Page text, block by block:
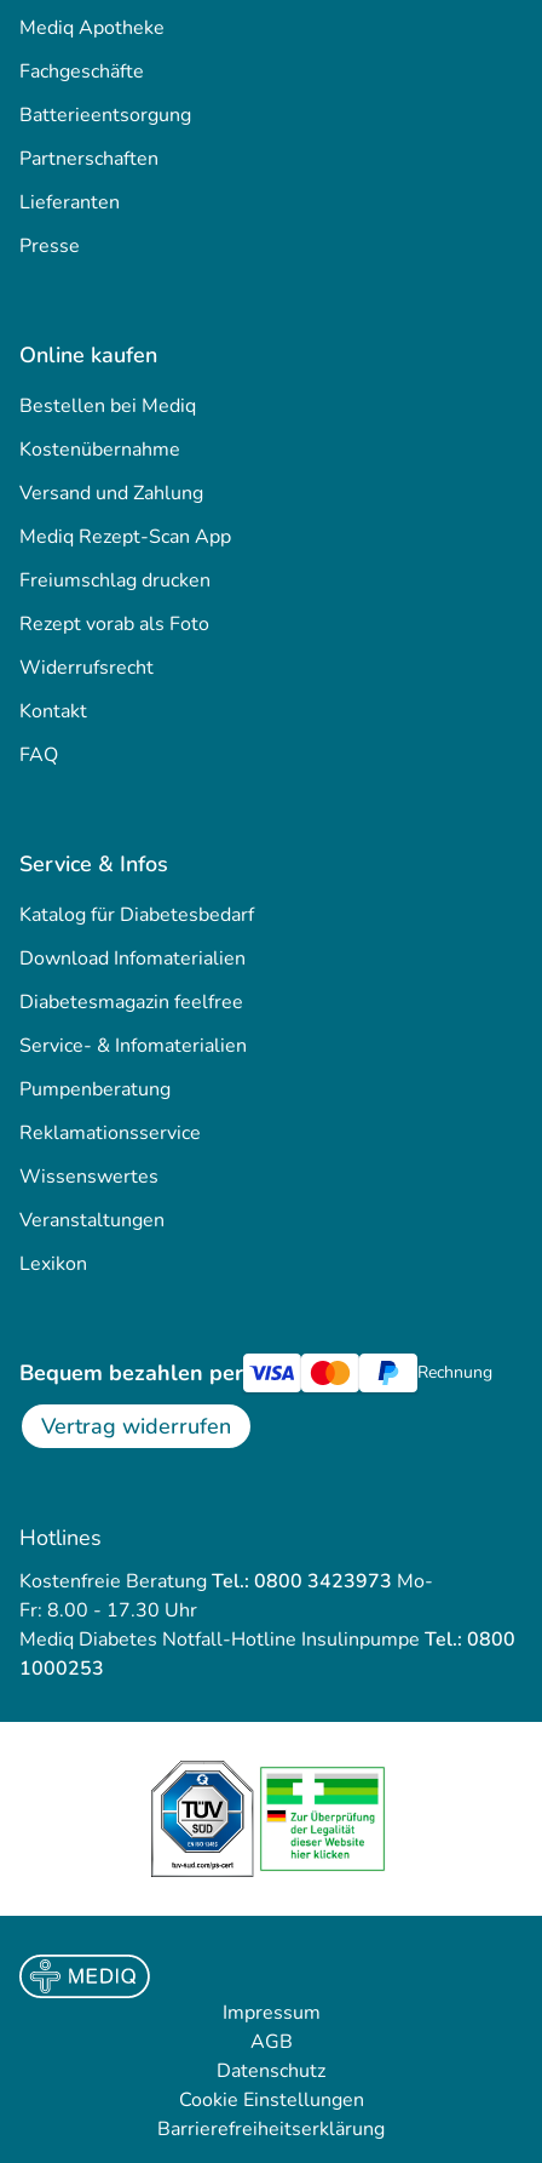
Mediq Apotheke
Fachgeschäfte
Batterieentsorgung
Partnerschaften
Lieferanten
Presse
Online kaufen
Bestellen bei Mediq
Kostenübernahme
Versand und Zahlung
Mediq Rezept-Scan App
Freiumschlag drucken
Rezept vorab als Foto
Widerrufsrecht
Kontakt
FAQ
Service & Infos
Katalog für Diabetesbedarf
Download Infomaterialien
Diabetesmagazin feelfree
Service- & Infomaterialien
Pumpenberatung
Reklamationsservice
Wissenswertes
Veranstaltungen
Lexikon
Bequem bezahlen per Rechnung
Vertrag widerrufen
Hotlines
Kostenfreie BeratungTel.: 0800 3423973 Mo-
Fr: 8.00 - 17.30 Uhr
Mediq Diabetes Notfall-Hotline Insulinpumpe Tel.: 0800
1000253
Impressum
AGB
Datenschutz
Cookie Einstellungen
Barrierefreiheitserklärung